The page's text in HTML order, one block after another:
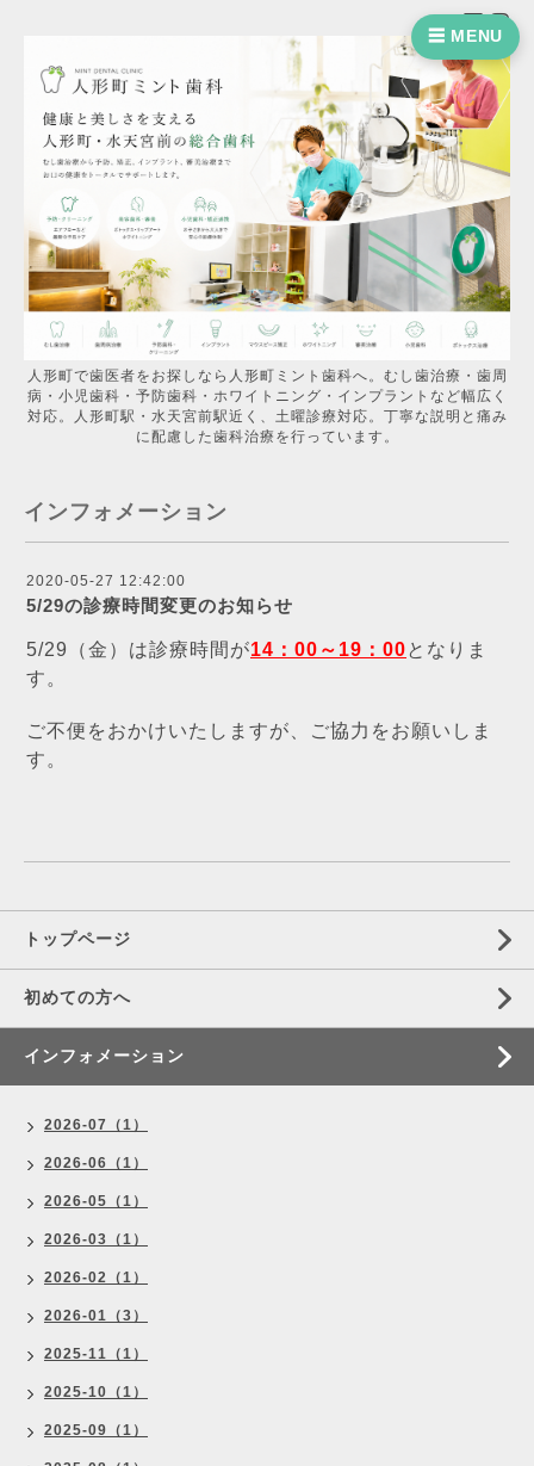
☰ MENU
人形町で歯医者をお探しなら人形町ミント歯科へ。むし歯治療・歯周
病・小児歯科・予防歯科・ホワイトニング・インプラントなど幅広く
対応。人形町駅・水天宮前駅近く、土曜診療対応。丁寧な説明と痛み
に配慮した歯科治療を行っています。
インフォメーション
2020-05-27 12:42:00
5/29の診療時間変更のお知らせ
5/29（金）は診療時間が14：00～19：00となりま
す。
ご不便をおかけいたしますが、ご協力をお願いしま
す。
トップページ
初めての方へ
インフォメーション
2026-07（1）
2026-06（1）
2026-05（1）
2026-03（1）
2026-02（1）
2026-01（3）
2025-11（1）
2025-10（1）
2025-09（1）